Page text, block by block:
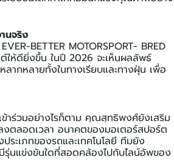
นจริง
BETTER MOTORSPORT- BRED
ให้ดียิ่งขึ้น ในปี 2026 จะเห็นผลลัพธ์
ากหลายทั้งในทางเรียบและทางฝุ่น เพื่อ
ข้าร่วมอย่างไรก็ตาม คุณสุทธิพงศ์ยังเสริม
ตลอดเวลา อนาคตของมอเตอร์สปอร์ต
ระเภทของรถและเทคโนโลยี ทีมยัง
มีรุ่นแข่งขันใดที่สอดคล้องไปกับไลน์อัพของ